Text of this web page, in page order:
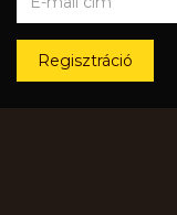
Regisztráció